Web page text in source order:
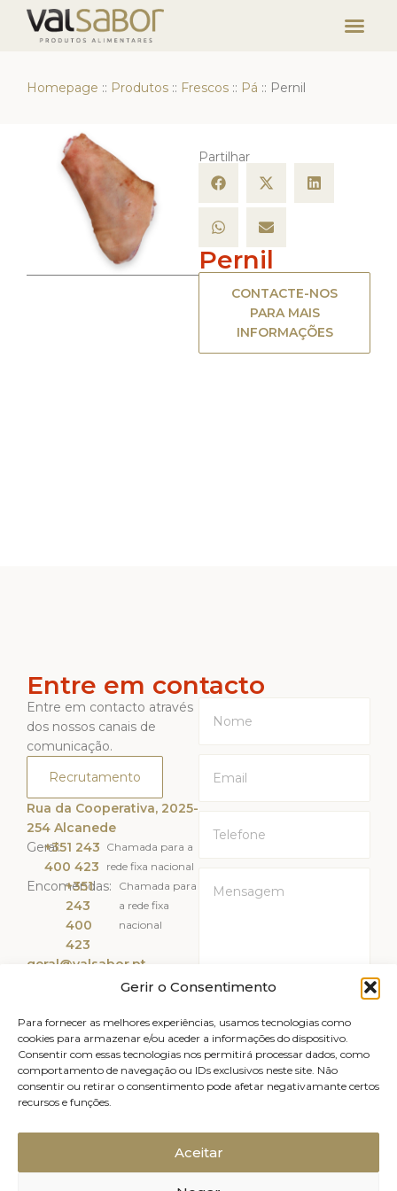
Gerir o Consentimento
Para fornecer as melhores experiências, usamos tecnologias como
cookies para armazenar e/ou aceder a informações do dispositivo.
Consentir com essas tecnologias nos permitirá processar dados, como
comportamento de navegação ou IDs exclusivos neste site. Não
consentir ou retirar o consentimento pode afetar negativamante certos
recursos e funções.
Aceitar
Homepage :: Produtos :: Frescos :: Pá :: Pernil
Partilhar
Pernil
CONTACTE-NOS
PARA MAIS
INFORMAÇÕES
Entre em contacto
Entre em contacto através
dos nossos canais de
comunicação.
Recrutamento
Rua da Cooperativa, 2025-
254 Alcanede
Geral:+351 243
400 423
Chamada para a
rede fixa nacional
Encomendas:
+351
243
400
423
Chamada para
a rede fixa
nacional
geral@valsabor.pt
Li e Aceito a
ENVIAR
Política de Cookies (UE)